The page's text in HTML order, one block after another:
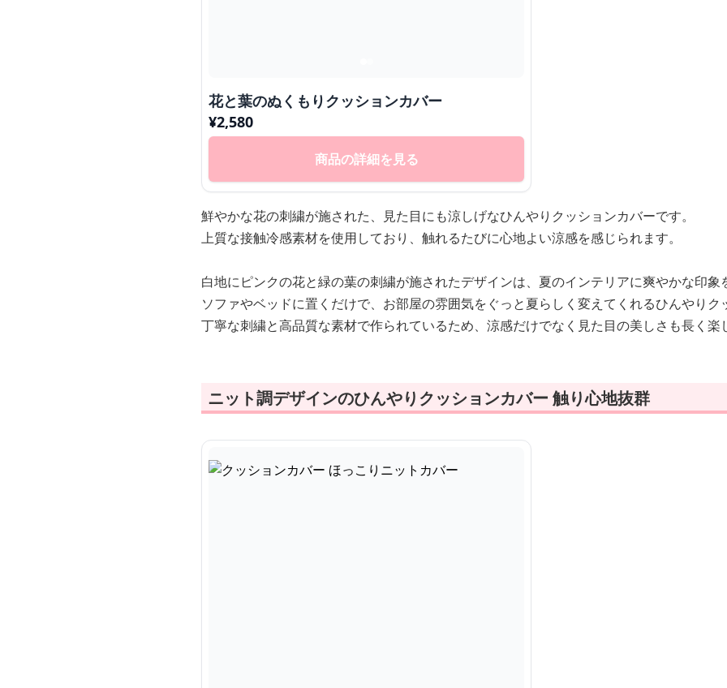
花と葉のぬくもりクッションカバー
¥2,580
商品の詳細を見る
鮮やかな花の刺繍が施された、見た目にも涼しげなひんやりクッションカバーです。
上質な接触冷感素材を使用しており、触れるたびに心地よい涼感を感じられます。
白地にピンクの花と緑の葉の刺繍が施されたデザインは、夏のインテリアに爽やかな印象
ソファやベッドに置くだけで、お部屋の雰囲気をぐっと夏らしく変えてくれるひんやりク
丁寧な刺繍と高品質な素材で作られているため、涼感だけでなく見た目の美しさも長く楽
ニット調デザインのひんやりクッションカバー 触り心地抜群